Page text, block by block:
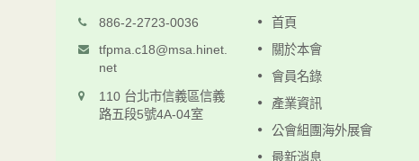
886-2-2723-0036
tfpma.c18@msa.hinet.
net
110 台北市信義區信義
路五段5號4A-04室
首頁
關於本會
會員名錄
產業資訊
公會組團海外展會
最新消息
科仁
www.keljen.com.tw